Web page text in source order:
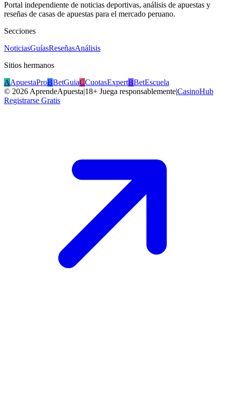
Portal independiente de noticias deportivas, análisis de apuestas y
reseñas de casas de apuestas para el mercado peruano.
Secciones
NoticiasGuíasReseñasAnálisis
Sitios hermanos
AApuestaProBBetGuiaCCuotasExpertBBetEscuela
© 2026 AprendeApuesta|18+ Juega responsablemente|CasinoHub
Registrarse Gratis